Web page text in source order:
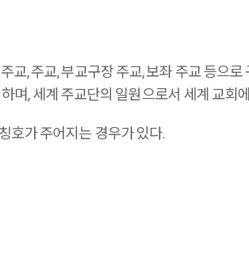
, 주교, 부교구장 주교, 보좌 주교 등으로
며, 세계 주교단의 일원으로서 세계 교회
호가 주어지는 경우가 있다.